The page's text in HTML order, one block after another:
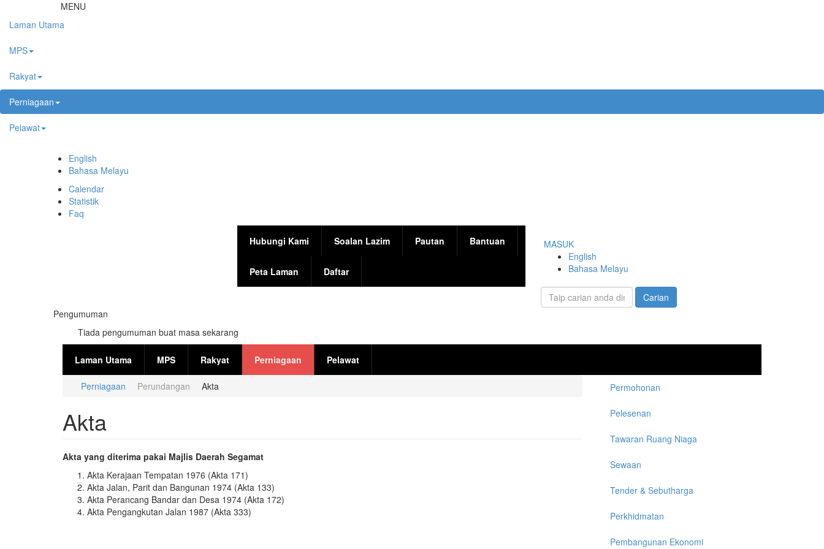
Langkau ke kandungan utama
MENU
Laman Utama
MPS
Rakyat
Perniagaan
Pelawat
English
Bahasa Melayu
Calendar
Statistik
Faq
Hubungi Kami Soalan Lazim Pautan Bantuan
Peta Laman Daftar
MASUK
English
Bahasa Melayu
Borang carian
Carian
Pengumuman
Tiada pengumuman buat masa sekarang
Laman Utama MPS Rakyat Perniagaan Pelawat
Anda di sini
Perniagaan Perundangan Akta
Akta
Akta yang diterima pakai Majlis Daerah Segamat
Akta Kerajaan Tempatan 1976 (Akta 171)
Akta Jalan, Parit dan Bangunan 1974 (Akta 133)
Akta Perancang Bandar dan Desa 1974 (Akta 172)
Akta Pengangkutan Jalan 1987 (Akta 333)
Permohonan
Pelesenan
Tawaran Ruang Niaga
Sewaan
Tender & Sebutharga
Perkhidmatan
Pembangunan Ekonomi